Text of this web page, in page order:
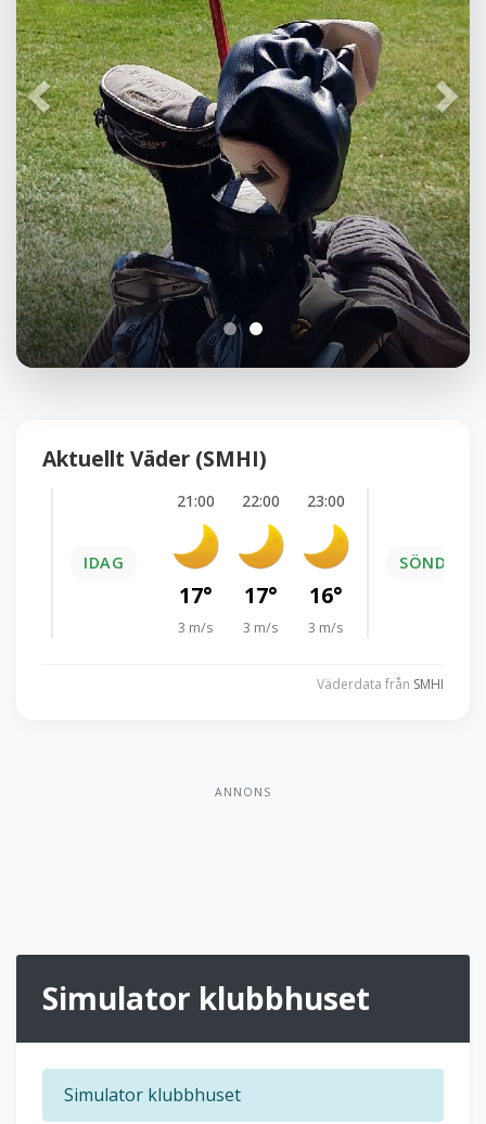
Föregående
Aktuellt Väder (SMHI)
IDAG
21:00
17°
3 m/s
22:00
17°
3 m/s
23:00
16°
3 m/s
SÖNDAG
Väderdata från SMHI
ANNONS
Simulator klubbhuset
Simulator klubbhuset